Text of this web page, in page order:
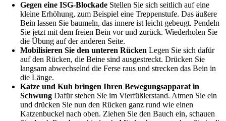
Gegen eine ISG-Blockade Stellen Sie sich seitlich auf eine
kleine Erhöhung, zum Beispiel eine Treppenstufe. Das äußere
Bein lassen Sie baumeln, das innere ist leicht gebeugt. Pendeln
Sie jetzt mit dem freien Bein vor und zurück. Wiederholen Sie
die Übung auf der anderen Seite.
Mobilisieren Sie den unteren Rücken Legen Sie sich dafür
auf den Rücken, die Beine sind ausgestreckt. Drücken Sie
langsam abwechselnd die Ferse raus und strecken das Bein in
die Länge.
Katze und Kuh bringen Ihren Bewegungsapparat in
Schwung Dafür stehen Sie im Vierfüßlerstand. Atmen Sie ein
und drücken Sie nun den Rücken ganz rund wie einen
Katzenbuckel nach oben. Ziehen Sie den Bauch ein, schauen